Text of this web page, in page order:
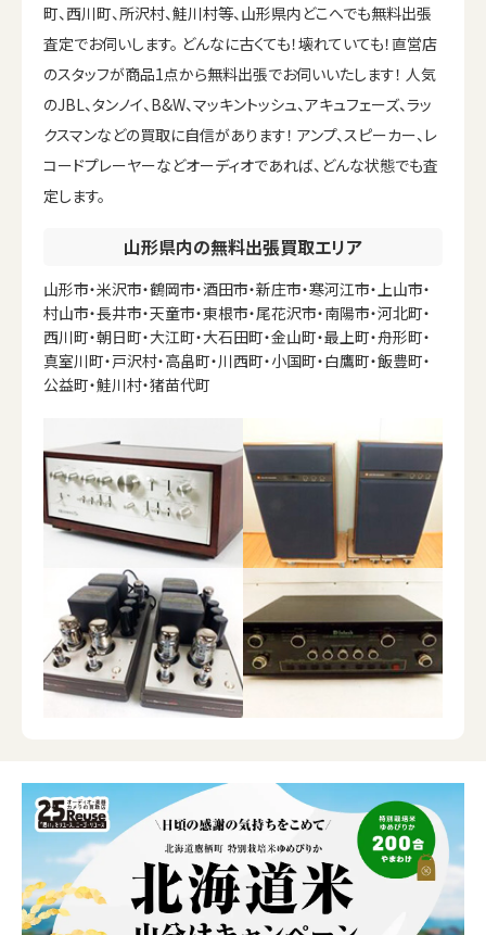
町、西川町、所沢村、鮭川村等、山形県内どこへでも無料出張
査定でお伺いします。 どんなに古くても！壊れていても！直営店
のスタッフが商品1点から無料出張でお伺いいたします！ 人気
のJBL、タンノイ、B&W、マッキントッシュ、アキュフェーズ、ラッ
クスマンなどの買取に自信があります！ アンプ、スピーカー、レ
コードプレーヤーなどオーディオであれば、どんな状態でも査
定します。
山形県内の無料出張買取エリア
山形市・米沢市・鶴岡市・酒田市・新庄市・寒河江市・上山市・
村山市・長井市・天童市・東根市・尾花沢市・南陽市・河北町・
西川町・朝日町・大江町・大石田町・金山町・最上町・舟形町・
真室川町・戸沢村・高畠町・川西町・小国町・白鷹町・飯豊町・
公益町・鮭川村・猪苗代町